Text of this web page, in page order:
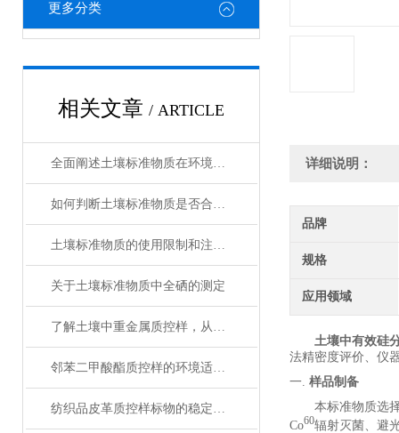
更多分类
相关文章 / ARTICLE
全面阐述土壤标准物质在环境分析与农业检测中的工作原理与使用维护指南
如何判断土壤标准物质是否合格？
土壤标准物质的使用限制和注意事项
关于土壤标准物质中全硒的测定
了解土壤中重金属质控样，从这里开始！
邻苯二甲酸酯质控样的环境适应性
纺织品皮革质控样标物的稳定性与保存条件解析
详细说明：
品牌
规格
应用领域
土壤中有效硅
法精密度评价、仪
一. 样品制备
本标准物质选
Co60辐射灭菌、避